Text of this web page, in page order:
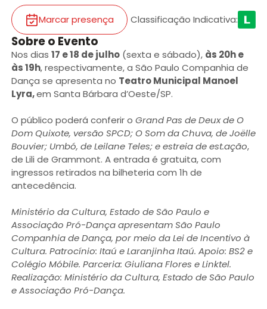
Marcar presença Classificação Indicativa:
Sobre o Evento
Nos dias 17 e 18 de julho(sexta e sábado), às 20h e
às 19h, respectivamente, a São Paulo Companhia de
Dança se apresenta no Teatro Municipal Manoel
Lyra,em Santa Bárbara d’Oeste/SP.
O público poderá conferir o Grand Pas de Deux de O
Dom Quixote, versão SPCD; O Som da Chuva, de Joëlle
Bouvier; Umbó, de Leilane Teles; e estreia de est.ação,
de Lili de Grammont. A entrada é gratuita, com
ingressos retirados na bilheteria com 1h de
antecedência.
Ministério da Cultura, Estado de São Paulo e
Associação Pró-Dança apresentam São Paulo
Companhia de Dança, por meio da Lei de Incentivo à
Cultura. Patrocínio: Itaú e Laranjinha Itaú. Apoio: BS2 e
Colégio Móbile. Parceria: Giuliana Flores e Linktel.
Realização: Ministério da Cultura, Estado de São Paulo
e Associação Pró-Dança.